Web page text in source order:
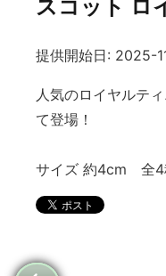
スコット ロ
提供開始日: 2025-
人気のロイヤルテ
て登場！
サイズ 約4cm 全4